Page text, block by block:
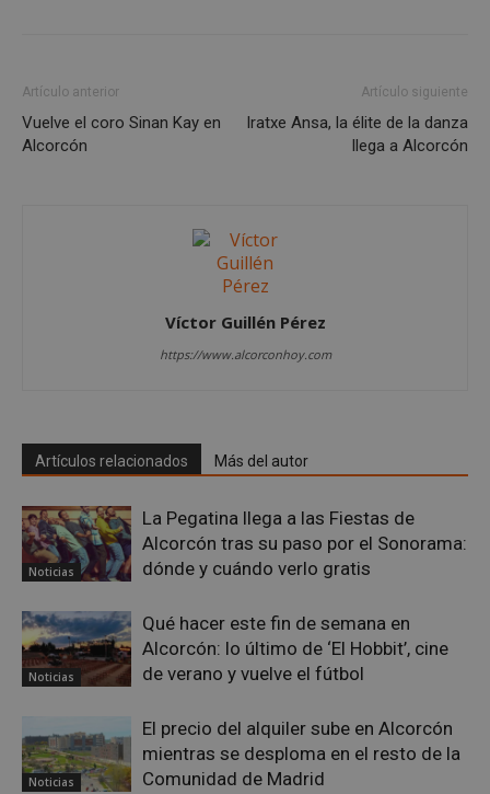
Artículo anterior
Vuelve el coro Sinan Kay en
Alcorcón
Artículo siguiente
Iratxe Ansa, la élite de la danza
llega a Alcorcón
Víctor Guillén Pérez
https://www.alcorconhoy.com
Artículos relacionados Más del autor
Noticias
La Pegatina llega a las Fiestas de
Alcorcón tras su paso por el Sonorama:
dónde y cuándo verlo gratis
Noticias
Qué hacer este fin de semana en
Alcorcón: lo último de ‘El Hobbit’, cine
de verano y vuelve el fútbol
Noticias
El precio del alquiler sube en Alcorcón
mientras se desploma en el resto de la
Comunidad de Madrid
embed.bsky.app
VISITOR_PRIVACY_METADATA
YouTube
.youtube.com